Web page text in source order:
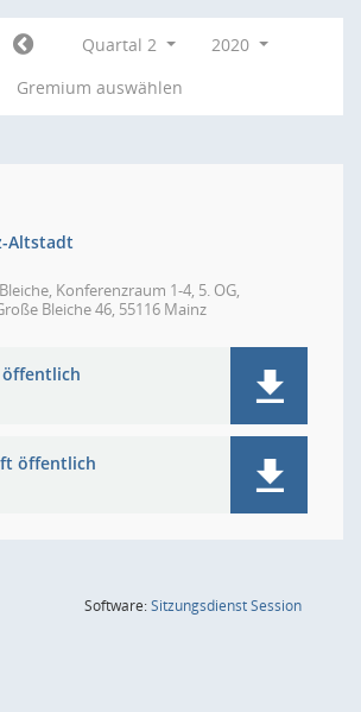
Quartal 2
2020
Gremium auswählen
Altstadt
Konferenzraum 1-4, 5. OG,
Bleiche 46, 55116 Mainz
öffentlich
öffentlich
Software:SitzungsdienstSession(Wird in